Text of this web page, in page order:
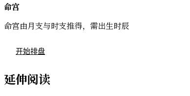
命宫
命宫由月支与时支推得，需出生时辰
开始排盘
延伸阅读